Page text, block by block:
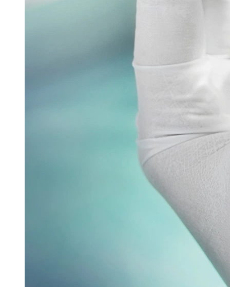
Pharmazeutische Sprühtrocknungstechnologie
Glatt stellte auf der Interpack seine
Sprühtrocknungstechnologie – GSX.Lab – im Rahmen
einer spannenden Eröffnungsfeier vor. Mit der
Verpackungsmaschine für vernetzte Produktion